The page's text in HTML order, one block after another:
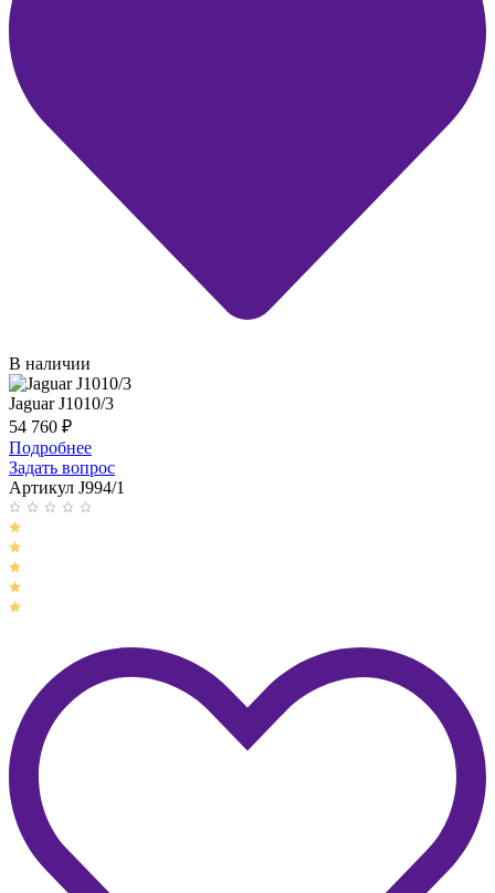
В наличии
Jaguar J1010/3
54 760 ₽
Подробнее
Задать вопрос
Артикул J994/1